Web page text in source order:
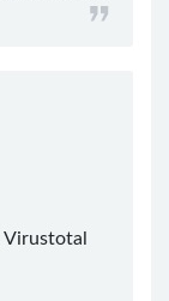
Virustotal